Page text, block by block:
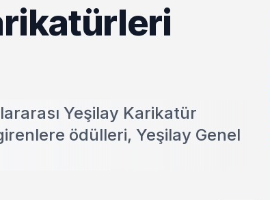
Yeşilay Karikatür
ödülleri, Yeşilay Genel